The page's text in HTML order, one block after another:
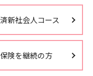
新社会人コース
険を継続の方